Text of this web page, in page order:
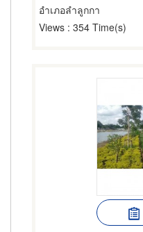
อำเภอลำลูกกา
Views : 354 Time(s)